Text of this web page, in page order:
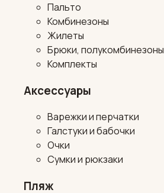
Пальто
Комбинезоны
Жилеты
Брюки, полукомбинезоны
Комплекты
Аксессуары
Варежки и перчатки
Галстуки и бабочки
Очки
Сумки и рюкзаки
Пляж